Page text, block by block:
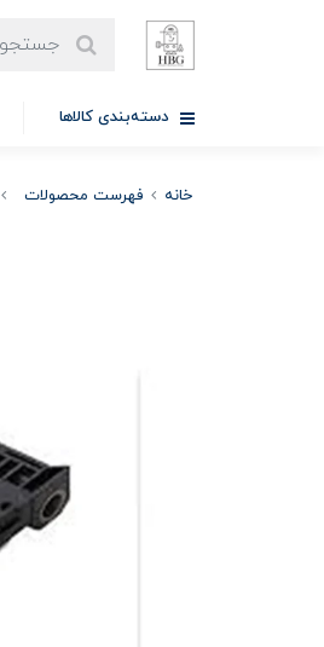
دسته‌بندی کالاها
خانه فهرست محصولات